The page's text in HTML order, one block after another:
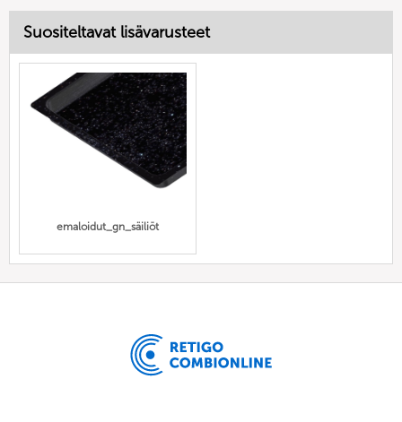
Suositeltavat lisävarusteet
emaloidut_gn_säiliöt